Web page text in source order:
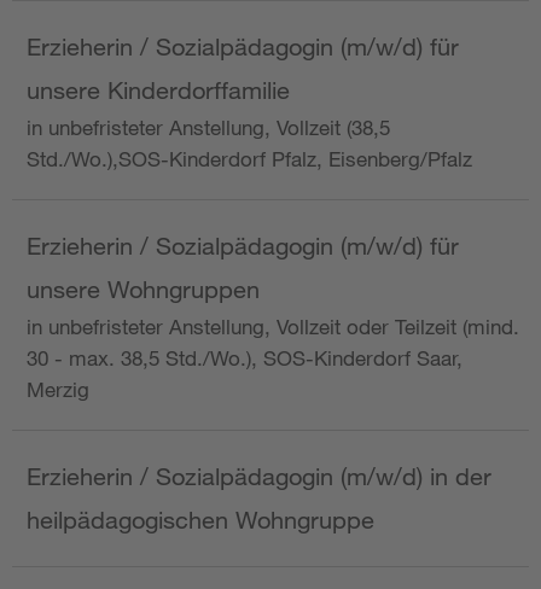
Erzieherin / Sozialpädagogin (m/w/d) für
unsere Kinderdorffamilie
in unbefristeter Anstellung, Vollzeit (38,5
Std./Wo.),SOS-Kinderdorf Pfalz, Eisenberg/Pfalz
Erzieherin / Sozialpädagogin (m/w/d) für
unsere Wohngruppen
in unbefristeter Anstellung, Vollzeit oder Teilzeit (mind.
30 - max. 38,5 Std./Wo.), SOS-Kinderdorf Saar,
Merzig
Erzieherin / Sozialpädagogin (m/w/d) in der
heilpädagogischen Wohngruppe